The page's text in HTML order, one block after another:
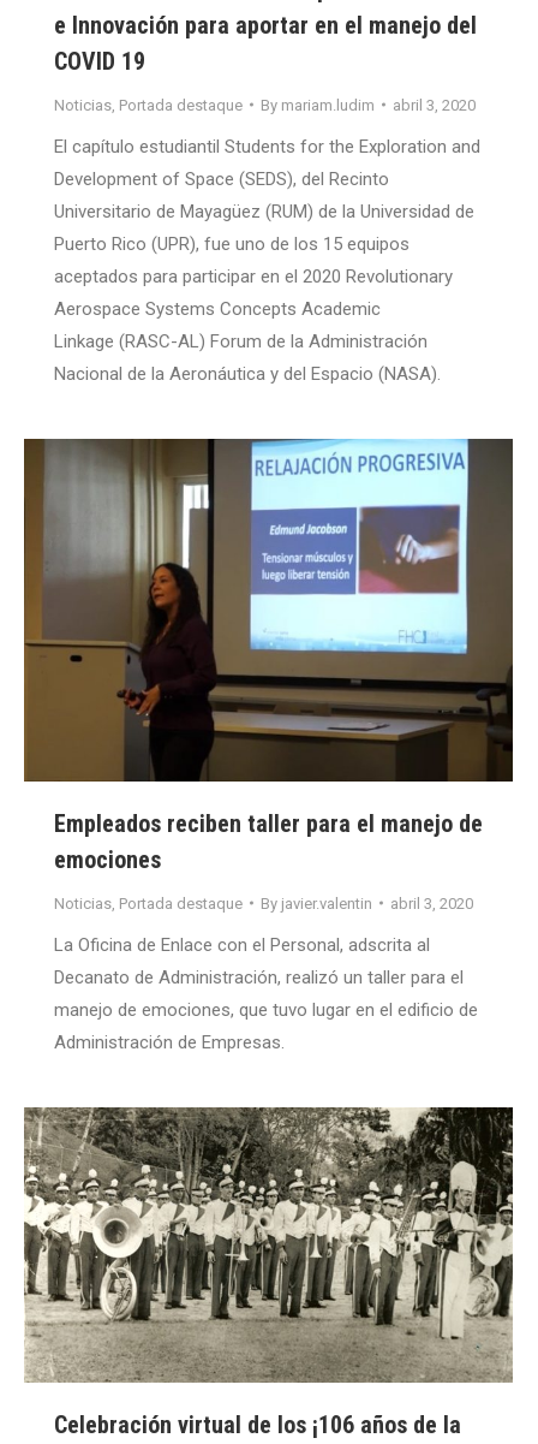
e Innovación para aportar en el manejo del
COVID 19
Noticias Portada destaque By mariam.ludim abril 3, 2020
El capítulo estudiantil Students for the Exploration and
Development of Space (SEDS), del Recinto
Universitario de Mayagüez (RUM) de la Universidad de
Puerto Rico (UPR), fue uno de los 15 equipos
aceptados para participar en el 2020 Revolutionary
Aerospace Systems Concepts Academic
Linkage (RASC-AL) Forum de la Administración
Nacional de la Aeronáutica y del Espacio (NASA).
Empleados reciben taller para el manejo de
emociones
Noticias Portada destaque By javier.valentin abril 3, 2020
La Oficina de Enlace con el Personal, adscrita al
Decanato de Administración, realizó un taller para el
manejo de emociones, que tuvo lugar en el edificio de
Administración de Empresas.
Celebración virtual de los ¡106 años de la